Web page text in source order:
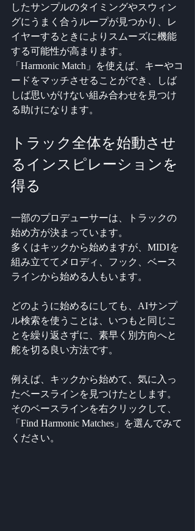
したサンプルのタイミングやスウィン
グにうまく合うループが見つかり、レ
イヤーするときによりスムーズに機能
する可能性が高まります。
「Harmonic Match」を使えば、キーやコ
ードをマッチさせることができ、しば
しば思いがけない組み合わせを見つけ
る助けになります。
トラック全体を始動させ
るインスピレーションを
得る
一部のプロデューサーは、トラックの
始め方が決まっています。
多くはキックから始めますが、MIDIを
組み立ててメロディ、フック、ベース
ラインから始める人もいます。
どのように始めるにしても、AIサンプ
ル検索を使うことは、いつもと同じこ
とを繰り返さずに、素早く別方向へと
舵を切る良い方法です。
例えば、キックから始めて、気に入っ
たベースラインを見つけたとします。
そのベースラインを右クリックして、
「Find Harmonic Matches」を選んでみて
ください。